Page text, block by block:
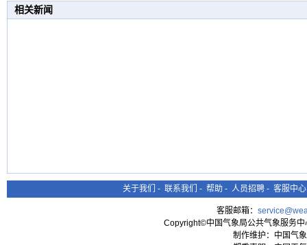
相关新闻
关于我们 - 联系我们 - 帮助 - 人员招聘 - 客服中心
客服邮箱：
Copyright©中国气象局公共气象服务
制作维护：中国气